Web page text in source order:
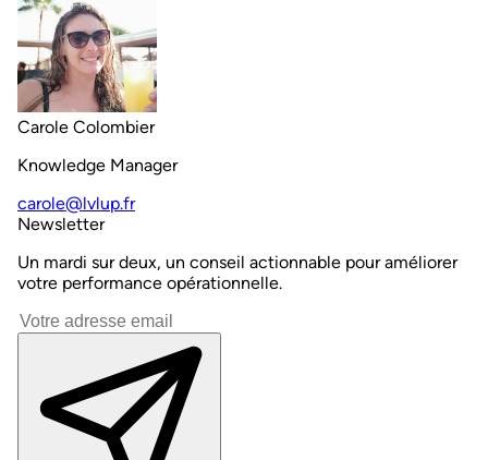
Carole Colombier
Knowledge Manager
carole@lvlup.fr
Newsletter
Un mardi sur deux, un conseil actionnable pour améliorer
votre performance opérationnelle.